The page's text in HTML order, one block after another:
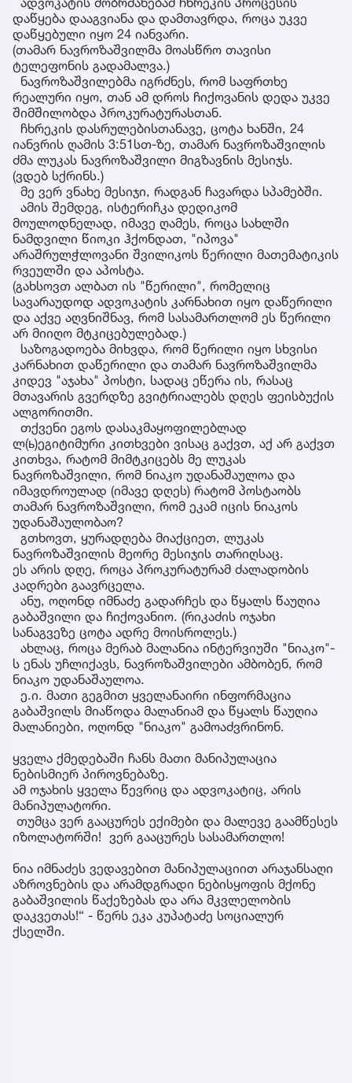
დაწყება დააგვიანა და დამთავრდა, როცა უკვე
დაწყებული იყო 24 იანვარი.
(თამარ ნავროზაშვილმა მოასწრო თავისი
ტელეფონის გადამალვა.)
ნავროზაშვილებმა იგრძნეს, რომ საფრთხე
რეალური იყო, თან ამ დროს ჩიქოვანის დედა უკვე
შიმშილობდა პროკურატურასთან.
ჩხრეკის დასრულებისთანავე, ცოტა ხანში, 24
იანვრის ღამის 3:51სთ-ზე, თამარ ნავროზაშვილის
ძმა ლუკას ნავროზაშვილი მიგზავნის მესიჯს.
(ვდებ სქრინს.)
მე ვერ ვნახე მესიჯი, რადგან ჩავარდა სპამებში.
ამის შემდეგ, ისტერიჩკა დედიკომ
მოულოდნელად, იმავე ღამეს, როცა სახლში
ნამდვილი წიოკი ჰქონდათ, "იპოვა"
არაშრულჭლოვანი შვილიკოს წერილი მათემატიკის
რვეულში და აპოსტა.
(გახსოვთ ალბათ ის "წერილი", რომელიც
სავარაუდოდ ადვოკატის კარნახით იყო დაწერილი
და აქვე აღვნიშნავ, რომ სასამართლომ ეს წერილი
არ მიიღო მტკიცებულებად.)
საზოგადოება მიხვდა, რომ წერილი იყო სხვისი
კარნახით დაწერილი და თამარ ნავროზაშვილმა
კიდევ "აჯახა" პოსტი, სადაც ეწერა ის, რასაც
მთავარის გვერდზე გვიტრიალებს დღეს ფეისბუქის
ალგორითმი.
თქვენი ეგოს დასაკმაყოფილებლად
ლ(ь)ეგიტიმური კითხვები ვისაც გაქვთ, აქ არ გაქვთ
კითხვა, რატომ მიმტკიცებს მე ლუკას
ნავროზაშვილი, რომ ნიაკო უდანაშაულოა და
იმავდროულად (იმავე დღეს) რატომ პოსტაობს
თამარ ნავროზაშვილი, რომ ეკამ იცის ნიაკოს
უდანაშაულობაო?
გთხოვთ, ყურადღება მიაქციეთ, ლუკას
ნავროზაშვილის მეორე მესიჯის თარიღსაც.
ეს არის დღე, როცა პროკურატურამ ძალადობის
კადრები გაავრცელა.
ანუ, ოღონდ იმნაძე გადარჩეს და წყალს წაუღია
გაბაშვილი და ჩიქოვანიო. (რიკაძის ოჯახი
სანაგვეზე ცოტა ადრე მოისროლეს.)
ახლაც, როცა მერაბ მალანია ინტერვიუში "ნიაკო"-
ს ენას უჩლიქავს, ნავროზაშვილები ამბობენ, რომ
ნიაკო უდანაშაულოა.
ე.ი. მათი გეგმით ყველანაირი ინფორმაცია
გაბაშვილს მიაწოდა მალანიამ და წყალს წაუღია
მალანიები, ოღონდ "ნიაკო" გამოაძვრინონ.
ყველა ქმედებაში ჩანს მათი მანიპულაცია
ნებისმიერ პიროვნებაზე.
ამ ოჯახის ყველა წევრიც და ადვოკატიც, არის
მანიპულატორი.
თუმცა ვერ გააცურეს ექიმები და მალევე გაამწესეს
იზოლატორში! ვერ გააცურეს სასამართლო!
ნია იმნაძეს ვედავებით მანიპულაციით არაჯანსაღი
აზროვნების და არამდგრადი ნებისყოფის მქონე
გაბაშვილის წაქეზებას და არა მკვლელობის
დაკვეთას!“ - წერს ეკა კუპატაძე სოციალურ
ქსელში.